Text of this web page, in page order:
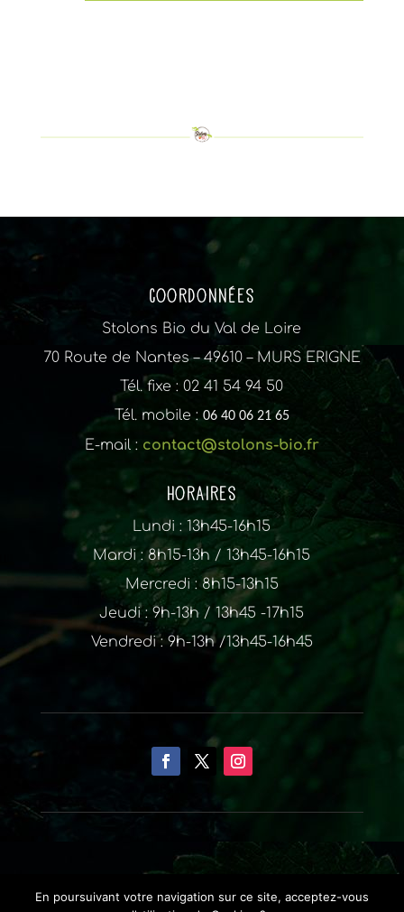
Coordonnées
Stolons Bio du Val de Loire
70 Route de Nantes – 49610 – MURS ERIGNE
Tél. fixe : 02 41 54 94 50
Tél. mobile : 06 40 06 21 65
E-mail : contact@stolons-bio.fr
Horaires
Lundi : 13h45-16h15
Mardi : 8h15-13h / 13h45-16h15
Mercredi : 8h15-13h15
Jeudi : 9h-13h / 13h45 -17h15
Vendredi : 9h-13h /13h45-16h45
En poursuivant votre navigation sur ce site, acceptez-vous